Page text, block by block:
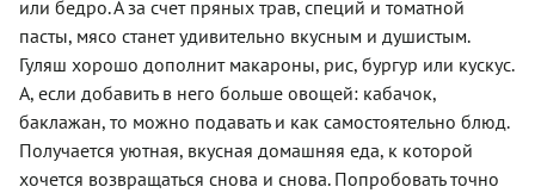
или бедро. А за счет пряных трав, специй и томатной
пасты, мясо станет удивительно вкусным и душистым.
Гуляш хорошо дополнит макароны, рис, бургур или кускус.
А, если добавить в него больше овощей: кабачок,
баклажан, то можно подавать и как самостоятельно блюд.
Получается уютная, вкусная домашняя еда, к которой
хочется возвращаться снова и снова. Попробовать точно